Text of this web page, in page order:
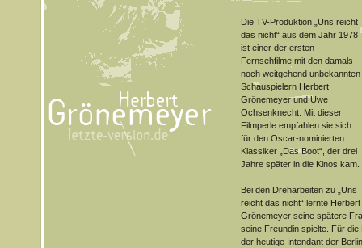
Die TV-Produktion „Uns reicht
das nicht“ aus dem Jahr 1978
ist einer der ersten
Fernsehfilme mit den damals
noch weitgehend unbekannten
Schauspielern Herbert
Grönemeyer und Uwe
Ochsenknecht. Mit dieser
Filmperle empfahlen sie sich
für den Oscar-nominierten
Klassiker „Das Boot“, der drei
Jahre später in die Kinos kam.
Bei den Dreharbeiten zu „Uns
reicht das nicht“ lernte Herbert
Grönemeyer seine spätere
seine Freundin spielte. Für
der heutige Intendant der